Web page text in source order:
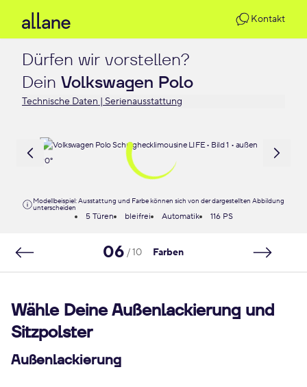
Kontakt
Dürfen wir vorstellen?
Dein Volkswagen Polo
Technische Daten | Serienausstattung
Modellbeispiel: Ausstattung und Farbe können sich von der dargestellten Abbildung
unterscheiden
5 Türen bleifrei Automatik 116 PS
06 / 10 Farben
Wähle Deine Außenlackierung und
Sitzpolster
Außenlackierung